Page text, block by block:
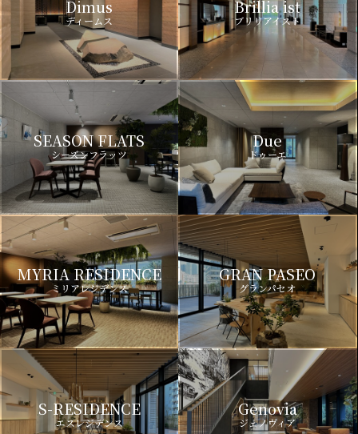
Dimus
ディームス
Brillia ist
ブリリアイスト
SEASON FLATS
シーズンフラッツ
Due
ドゥーエ
MYRIA RESIDENCE
ミリアレジデンス
GRAN PASEO
グランパセオ
S-RESIDENCE
エスレジデンス
Genovia
ジェノヴィア